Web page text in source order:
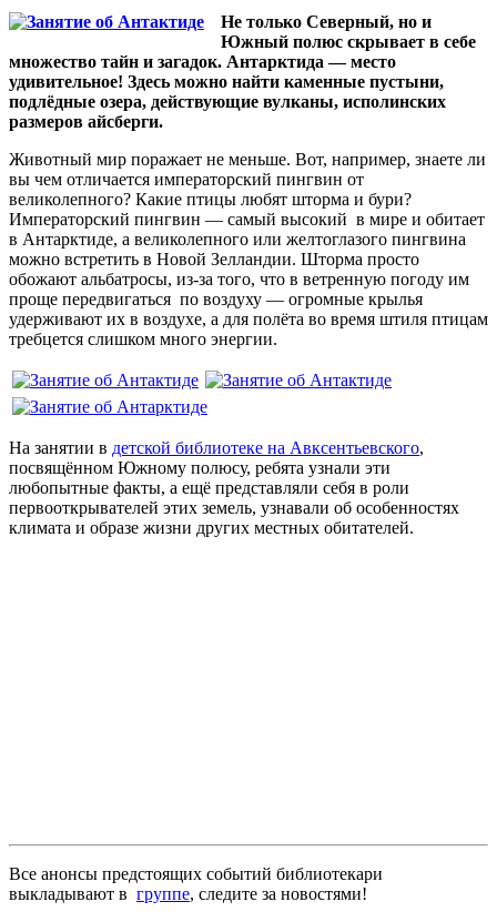
Не только Северный, но и
Южный полюс скрывает в себе
множество тайн и загадок. Антарктида — место
удивительное! Здесь можно найти каменные пустыни,
подлёдные озера, действующие вулканы, исполинских
размеров айсберги.
Животный мир поражает не меньше. Вот, например, знаете ли
вы чем отличается императорский пингвин от
великолепного? Какие птицы любят шторма и бури?
Императорский пингвин — самый высокий в мире и обитает
в Антарктиде, а великолепного или желтоглазого пингвина
можно встретить в Новой Зелландии. Шторма просто
обожают альбатросы, из-за того, что в ветренную погоду им
проще передвигаться по воздуху — огромные крылья
удерживают их в воздухе, а для полёта во время штиля птицам
требцется слишком много энергии.
На занятии в детской библиотеке на Авксентьевского,
посвящённом Южному полюсу, ребята узнали эти
любопытные факты, а ещё представляли себя в роли
первооткрывателей этих земель, узнавали об особенностях
климата и образе жизни других местных обитателей.
Все анонсы предстоящих событий библиотекари
выкладывают в группе, следите за новостями!